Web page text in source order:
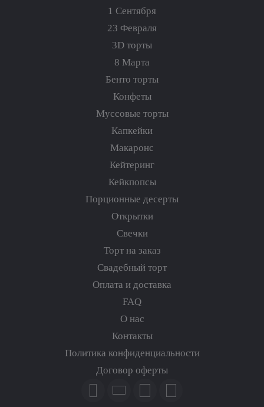
1 Сентября
23 Февраля
3D торты
8 Марта
Бенто торты
Конфеты
Муссовые торты
Капкейки
Макаронс
Кейтеринг
Кейкпопсы
Порционные десерты
Открытки
Свечки
Торт на заказ
Свадебный торт
Оплата и доставка
FAQ
О нас
Контакты
Политика конфиденциальности
Договор оферты